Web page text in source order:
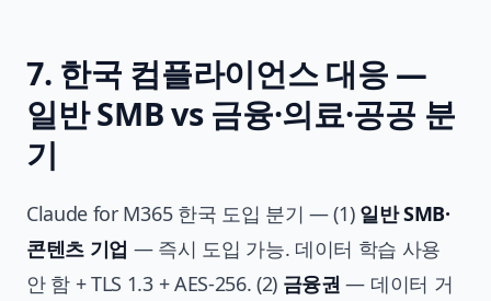
7. 한국 컴플라이언스 대응 —
일반 SMB vs 금융·의료·공공 분
기
Claude for M365 한국 도입 분기 — (1) 일반 SMB·
콘텐츠 기업 — 즉시 도입 가능. 데이터 학습 사용
안 함 + TLS 1.3 + AES-256. (2) 금융권 — 데이터 거